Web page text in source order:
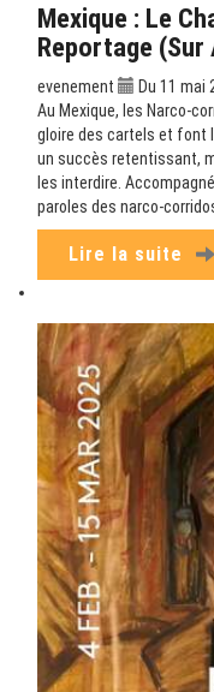
Mexique : Le
Reportage (sur
evenement
Du 11 mai
Au Mexique, les Narco-
gloire des cartels et font
un succès retentissant,
les interdire.
paroles des narco-
Lire la suite